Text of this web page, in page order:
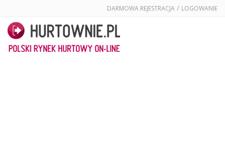
DARMOWA REJESTRACJA / LOGOWANIE